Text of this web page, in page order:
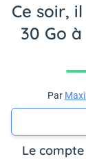
Ce soir,
30 Go
Par
Le